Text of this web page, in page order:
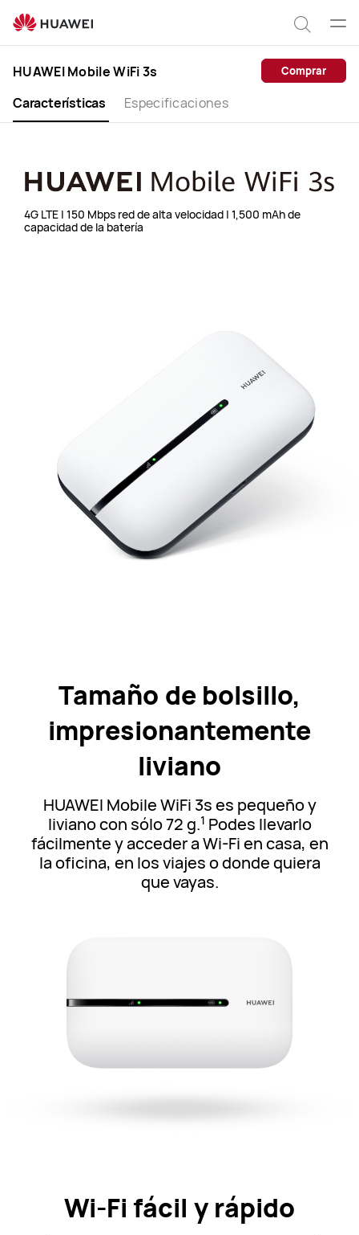
HUAWEI
Mobile
WiFi
3s
HUAWEI Mobile WiFi 3s
Características
Especificaciones
Comprar
4G LTE | 150 Mbps red de alta velocidad | 1,500 mAh de
capacidad de la batería
Tamaño de bolsillo,
impresionantemente
liviano
HUAWEI Mobile WiFi 3s es pequeño y
liviano con sólo 72 g.1 Podes llevarlo
fácilmente y acceder a Wi-Fi en casa, en
la oficina, en los viajes o donde quiera
que vayas.
Wi-Fi fácil y rápido